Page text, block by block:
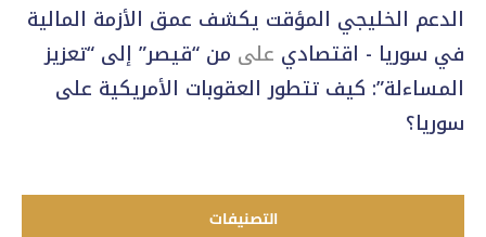
الدعم الخليجي المؤقت يكشف عمق الأزمة المالية
في سوريا - اقتصادي على من “قيصر” إلى “تعزيز
المساءلة”: كيف تتطور العقوبات الأمريكية على
سوريا؟
التصنيفات